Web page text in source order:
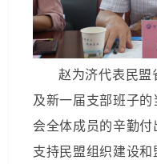
赵为济代表民盟
及新一届支部班子
会全体成员的辛勤
支持民盟组织建设